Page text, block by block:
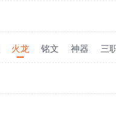
火龙 铭文 神器 三